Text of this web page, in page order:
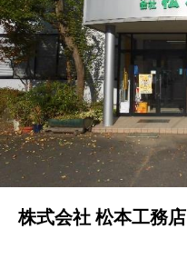
株式会社 松本工務店